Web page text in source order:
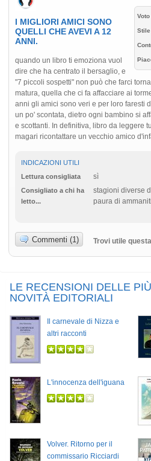
Stile
I MIGLIORI AMICI SONO
QUELLI CHE AVEVI A 12
ANNI.
quando un libro ti emoziona vuol
dire che ha centrato il bersaglio, e
"7 piccoli sospetti" non può che farci
matura, quella che ci fa affacciare ai
anni gli amici sono veri e per loro faresti
un po' scontata, dietro ogni bambino si
e scottanti. In definitiva, libro da leggere
magari ricontattare un vecchio amico
INDICAZIONI UTILI
Lettura consigliata
sì
Consigliato a chi ha
letto...
stagioni diverse
paura di
Commenti (1) Trovi utile
LE RECENSIONI DELLE
NOVITÀ EDITORIALI
Il carnevale di Nizza e
altri racconti
L'innocenza dell'iguana
Volver. Ritorno per il
commissario Ricciardi